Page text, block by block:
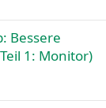
Bessere
1: Monitor)